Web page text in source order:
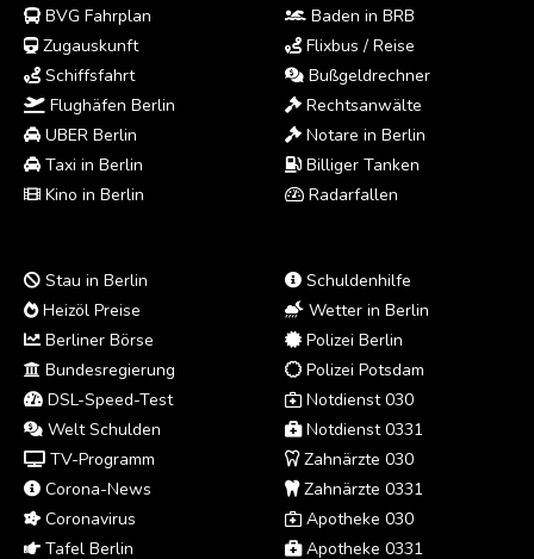
BVG Fahrplan
Zugauskunft
Schiffsfahrt
Flughäfen Berlin
UBER Berlin
Taxi in Berlin
Kino in Berlin
Baden in BRB
Flixbus / Reise
Bußgeldrechner
Rechtsanwälte
Notare in Berlin
Billiger Tanken
Radarfallen
Stau in Berlin
Heizöl Preise
Berliner Börse
Bundesregierung
DSL-Speed-Test
Welt Schulden
TV-Programm
Corona-News
Coronavirus
Tafel Berlin
Schuldenhilfe
Wetter in Berlin
Polizei Berlin
Polizei Potsdam
Notdienst 030
Notdienst 0331
Zahnärzte 030
Zahnärzte 0331
Apotheke 030
Apotheke 0331